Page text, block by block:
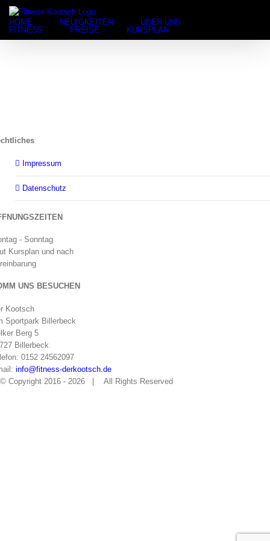
Zum
Inhalt
springen
nach:
HOME
NEUIGKEITEN
ÜBER UNS
FITNESS
PREISE KURSPLAN
Impressum
Datenschutz
- Sonntag
Kursplan und nach
UNS BESUCHEN
Kootsch
Sportpark Billerbeck
Berg 5
Billerbeck
0152 24562097
info@fitness-derkootsch.de
© Copyright 2016 - 2026 | All Rights Reserved